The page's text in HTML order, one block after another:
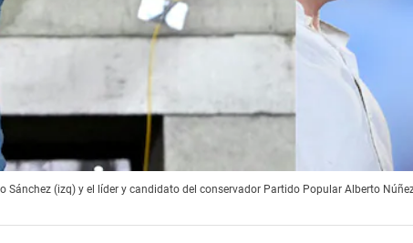
(izq) y el líder y candidato del conservador Partido Popular Alberto Núñez